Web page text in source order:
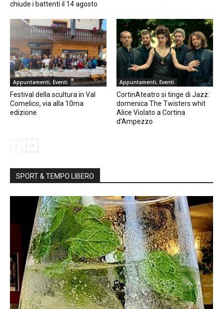
chiude i battenti il 14 agosto
Appuntamenti, Eventi
Festival della scultura in Val
Comelico, via alla 10ma
edizione
Appuntamenti, Eventi
CortinAteatro si tinge di Jazz:
domenica The Twisters whit
Alice Violato a Cortina
d’Ampezzo
SPORT & TEMPO LIBERO